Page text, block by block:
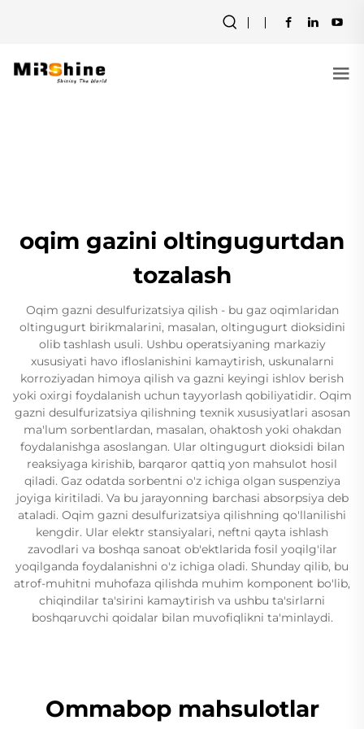
oqim gazini oltingugurtdan
tozalash
Oqim gazni desulfurizatsiya qilish - bu gaz oqimlaridan
oltingugurt birikmalarini, masalan, oltingugurt dioksidini
olib tashlash usuli. Ushbu operatsiyaning markaziy
xususiyati havo ifloslanishini kamaytirish, uskunalarni
korroziyadan himoya qilish va gazni keyingi ishlov berish
yoki oxirgi foydalanish uchun tayyorlash qobiliyatidir. Oqim
gazni desulfurizatsiya qilishning texnik xususiyatlari asosan
ma'lum sorbentlardan, masalan, ohaktosh yoki ohakdan
foydalanishga asoslangan. Ular oltingugurt dioksidi bilan
reaksiyaga kirishib, barqaror qattiq yon mahsulot hosil
qiladi. Gaz odatda sorbentni o'z ichiga olgan suspenziya
joyiga kiritiladi. Va bu jarayonning barchasi absorpsiya deb
ataladi. Oqim gazni desulfurizatsiya qilishning qo'llanilishi
kengdir. Ular elektr stansiyalari, neftni qayta ishlash
zavodlari va boshqa sanoat ob'ektlarida fosil yoqilg'ilar
yoqilganda foydalanishni o'z ichiga oladi. Shunday qilib, bu
atrof-muhitni muhofaza qilishda muhim komponent bo'lib,
chiqindilar ta'sirini kamaytirish va ushbu ta'sirlarni
boshqaruvchi qoidalar bilan muvofiqlikni ta'minlaydi.
Ommabop mahsulotlar